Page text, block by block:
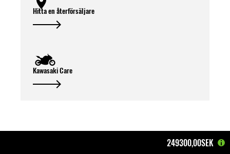
Hitta en återförsäljare
Kawasaki Care
249300,00SEK